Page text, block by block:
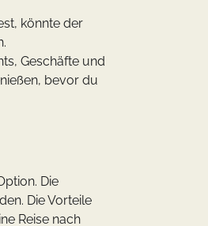
könnte der
Geschäfte und
bevor du
Die
Die Vorteile
Reise nach